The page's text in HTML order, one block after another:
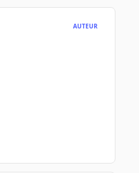
AUTEUR